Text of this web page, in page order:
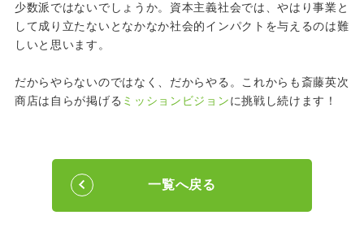
少数派ではないでしょうか。資本主義社会では、やはり事業と
して成り立たないとなかなか社会的インパクトを与えるのは難
しいと思います。
だからやらないのではなく、だからやる。これからも斎藤英次
商店は自らが掲げる ミッションビジョンに挑戦し続けます！
一覧へ戻る